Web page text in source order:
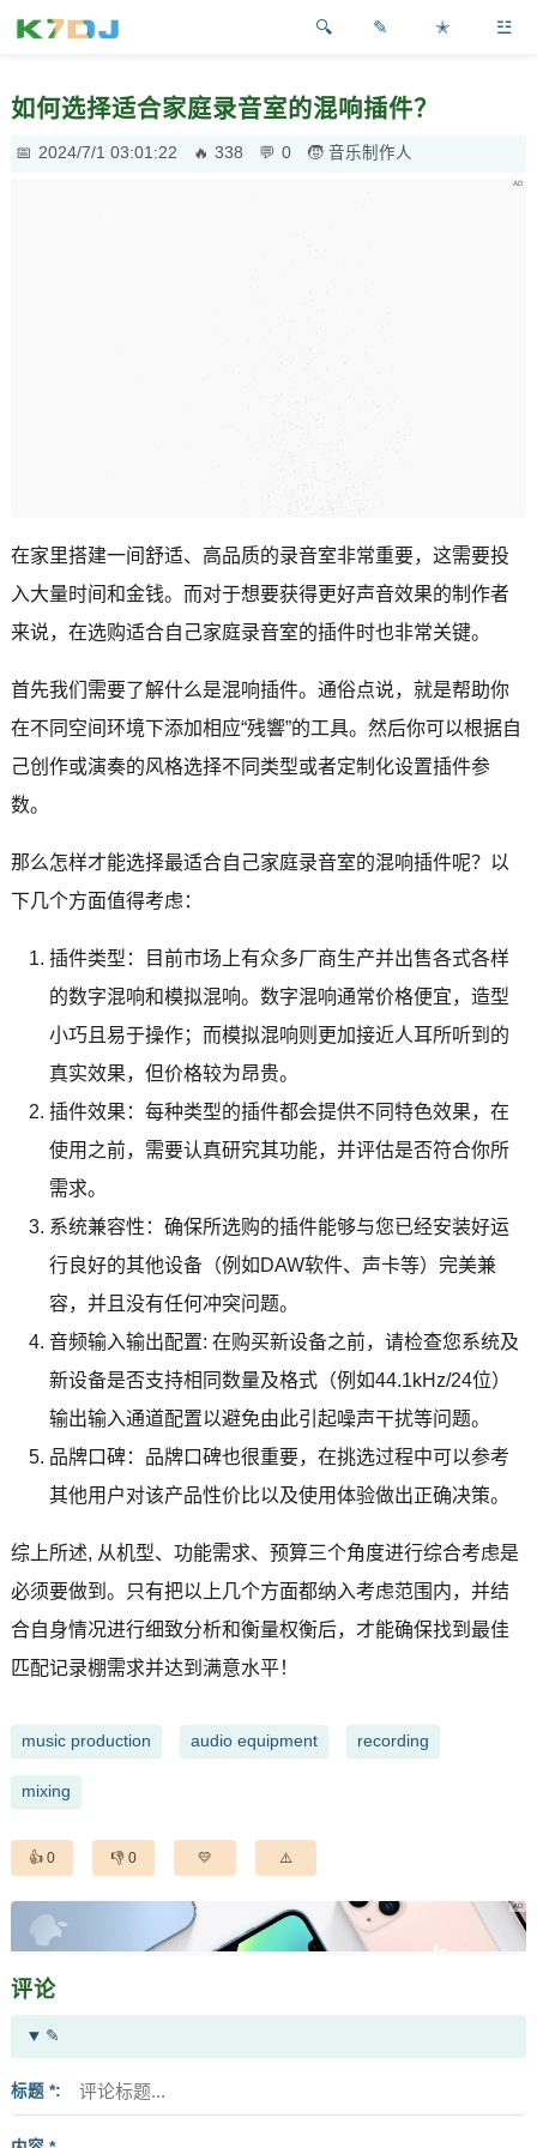
✎ ✭ ☳
如何选择适合家庭录音室的混响插件？
2024/7/1 03:01:22 338 0 音乐制作人
在家里搭建一间舒适、高品质的录音室非常重要，这需要投
入大量时间和金钱。而对于想要获得更好声音效果的制作者
来说，在选购适合自己家庭录音室的插件时也非常关键。
首先我们需要了解什么是混响插件。通俗点说，就是帮助你
在不同空间环境下添加相应“残響”的工具。然后你可以根据自
己创作或演奏的风格选择不同类型或者定制化设置插件参
数。
那么怎样才能选择最适合自己家庭录音室的混响插件呢？以
下几个方面值得考虑：
插件类型：目前市场上有众多厂商生产并出售各式各样
的数字混响和模拟混响。数字混响通常价格便宜，造型
小巧且易于操作；而模拟混响则更加接近人耳所听到的
真实效果，但价格较为昂贵。
插件效果：每种类型的插件都会提供不同特色效果，在
使用之前，需要认真研究其功能，并评估是否符合你所
需求。
系统兼容性：确保所选购的插件能够与您已经安装好运
行良好的其他设备（例如DAW软件、声卡等）完美兼
容，并且没有任何冲突问题。
音频输入输出配置: 在购买新设备之前，请检查您系统及
新设备是否支持相同数量及格式（例如44.1kHz/24位）
输出输入通道配置以避免由此引起噪声干扰等问题。
品牌口碑：品牌口碑也很重要，在挑选过程中可以参考
其他用户对该产品性价比以及使用体验做出正确决策。
综上所述, 从机型、功能需求、预算三个角度进行综合考虑是
必须要做到。只有把以上几个方面都纳入考虑范围内，并结
合自身情况进行细致分析和衡量权衡后，才能确保找到最佳
匹配记录棚需求并达到满意水平！
music production audio equipment recording
mixing
0 0
评论
✎
标题 *